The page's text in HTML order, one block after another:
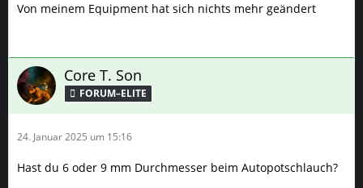
Von meinem Equipment hat sich nichts mehr geändert
Core T. Son
FORUM–ELITE
24. Januar 2025 um 15:16
Hast du 6 oder 9 mm Durchmesser beim Autopotschlauch?